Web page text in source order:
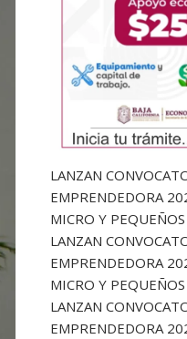
LANZAN
EMPRENDEDORA
MICRO Y
LANZAN
EMPRENDEDORA
MICRO Y
LANZAN
EMPRENDEDORA